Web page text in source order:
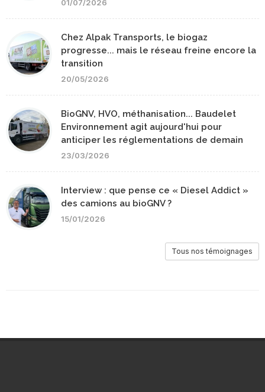
01/07/2026
Chez Alpak Transports, le biogaz
progresse... mais le réseau freine encore la
transition
20/05/2026
BioGNV, HVO, méthanisation... Baudelet
Environnement agit aujourd'hui pour
anticiper les réglementations de demain
23/03/2026
Interview : que pense ce « Diesel Addict »
des camions au bioGNV ?
15/01/2026
Tous nos témoignages